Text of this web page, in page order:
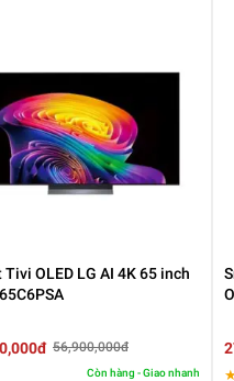
Tivi OLED LG AI 4K 65 inch
56,900,000đ
Còn hàng - Giao nhanh